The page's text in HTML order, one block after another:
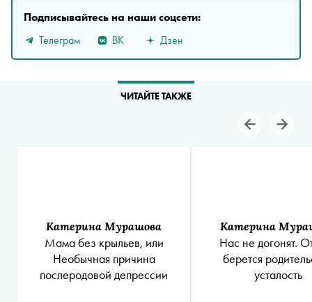
Подписывайтесь на наши соцсети:
Телеграм
ВК Дзен
ЧИТАЙТЕ ТАКЖЕ
Катерина Мурашова
Мама без крыльев, или
Необычная причина
послеродовой депрессии
Катерина
Нас не догонят.
берется
усталость